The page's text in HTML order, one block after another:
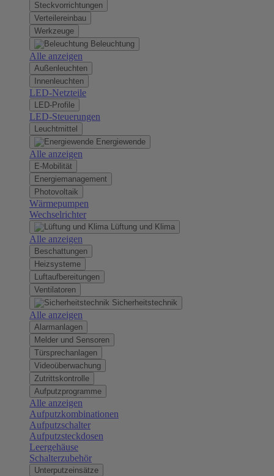
Steckvorrichtungen
Verteilereinbau
Werkzeuge
Beleuchtung
Alle anzeigen
Außenleuchten
Innenleuchten
LED-Netzteile
LED-Profile
LED-Steuerungen
Leuchtmittel
Energiewende
Alle anzeigen
E-Mobilität
Energiemanagement
Photovoltaik
Wärmepumpen
Wechselrichter
Lüftung und Klima
Alle anzeigen
Beschattungen
Heizsysteme
Luftaufbereitungen
Ventilatoren
Sicherheitstechnik
Alle anzeigen
Alarmanlagen
Melder und Sensoren
Türsprechanlagen
Videoüberwachung
Zutrittskontrolle
Aufputzprogramme
Alle anzeigen
Aufputzkombinationen
Aufputzschalter
Aufputzsteckdosen
Leergehäuse
Schalterzubehör
Unterputzeinsätze